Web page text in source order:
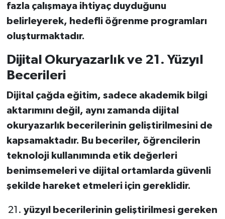
fazla çalışmaya ihtiyaç duyduğunu
belirleyerek, hedefli öğrenme programları
oluşturmaktadır.
Dijital Okuryazarlık ve 21. Yüzyıl
Becerileri
Dijital çağda eğitim, sadece akademik bilgi
aktarımını değil, aynı zamanda dijital
okuryazarlık becerilerinin geliştirilmesini de
kapsamaktadır. Bu beceriler, öğrencilerin
teknoloji kullanımında etik değerleri
benimsemeleri ve dijital ortamlarda güvenli
şekilde hareket etmeleri için gereklidir.
yüzyıl becerilerinin geliştirilmesi gereken